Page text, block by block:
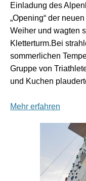
Einladung des
„Opening“ der
Weiher und wagten
Kletterturm.Bei
sommerlichen
Gruppe von
und Kuchen
Mehr erfahren